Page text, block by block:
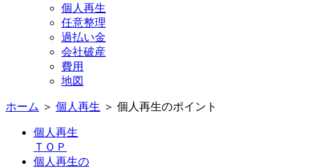
個人再生
任意整理
過払い金
会社破産
費用
地図
ホーム ＞ 個人再生 ＞ 個人再生のポイント
個人再生
ＴＯＰ
個人再生の